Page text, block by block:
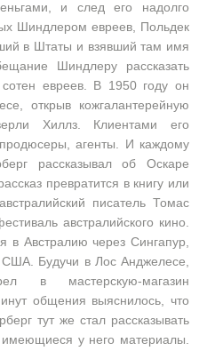
и след его надолго
Шиндлером евреев, Польдек
в Штаты и взявший там имя
Шиндлеру рассказать
евреев. В 1950 году он
открыв кожгалантерейную
Хиллз. Клиентами его
агенты. И каждому
рассказывал об Оскаре
превратится в книгу или
писатель Томас
австралийского кино.
Австралию через Сингапур,
США. Будучи в Лос Анджелесе,
в мастерскую-магазин
общения выяснилось, что
тут же стал рассказывать
у него материалы.